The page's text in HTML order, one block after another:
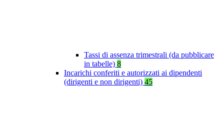
Tassi di assenza trimestrali (da pubblicare
in tabelle) 8
Incarichi conferiti e autorizzati ai dipendenti
(dirigenti e non dirigenti) 45